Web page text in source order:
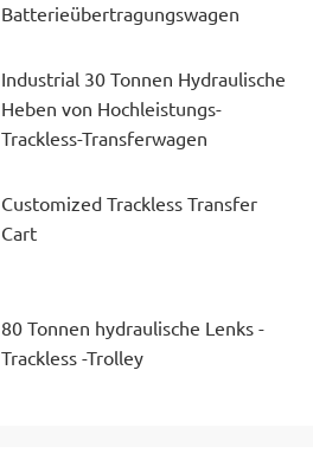
Batterieübertragungswagen
Industrial 30 Tonnen Hydraulische
Heben von Hochleistungs-
Trackless-Transferwagen
Customized Trackless Transfer
Cart
80 Tonnen hydraulische Lenks -
Trackless -Trolley